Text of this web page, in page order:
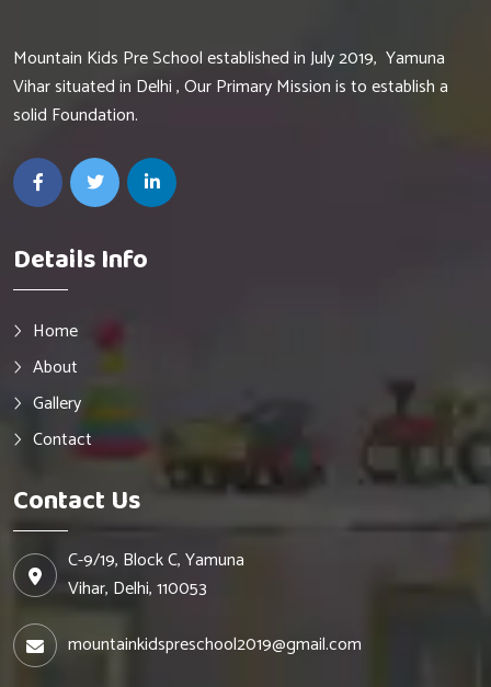
Mountain Kids Pre School established in July 2019, Yamuna
Vihar situated in Delhi , Our Primary Mission is to establish a
solid Foundation.
Details Info
Home
About
Gallery
Contact
Contact Us
C-9/19, Block C, Yamuna
Vihar, Delhi, 110053
mountainkidspreschool2019@gmail.com